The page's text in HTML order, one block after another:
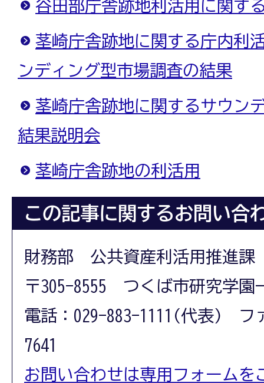
谷田部庁舎跡地利活用に関す
茎崎庁舎跡地に関する庁内利
ンディング型市場調査の結果
茎崎庁舎跡地に関するサウン
結果説明会
茎崎庁舎跡地の利活用
この記事に関するお問い合
財務部 公共資産利活用推進課
〒305-8555 つくば市研究学園
電話：029-883-1111(代表) フ
7641
お問い合わせは専用フォームを